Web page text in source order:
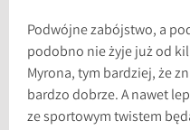
Podwójne zabójstwo, a
podobno nie żyje już od
Myrona, tym bardziej, że
bardzo dobrze. A nawet
ze sportowym twistem